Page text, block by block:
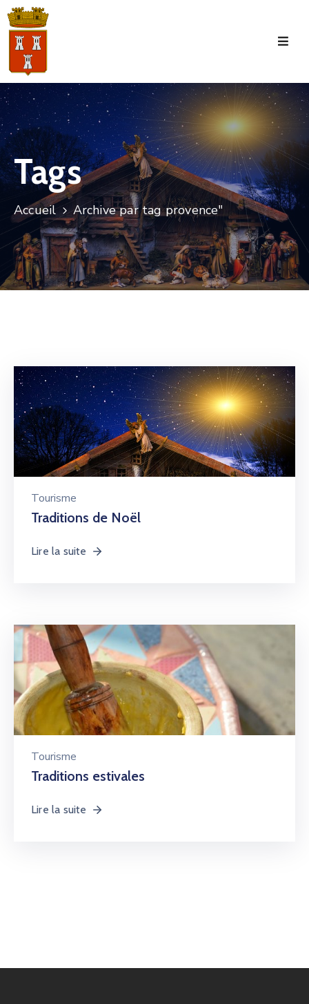
Accueil
La
Commune
Tourisme
Manifestations
Vie
Municipale
Services
Jeunesse
Tags
Accueil Archive par tag provence"
Tourisme
Traditions de Noël
Lire la suite
Tourisme
Traditions estivales
Lire la suite